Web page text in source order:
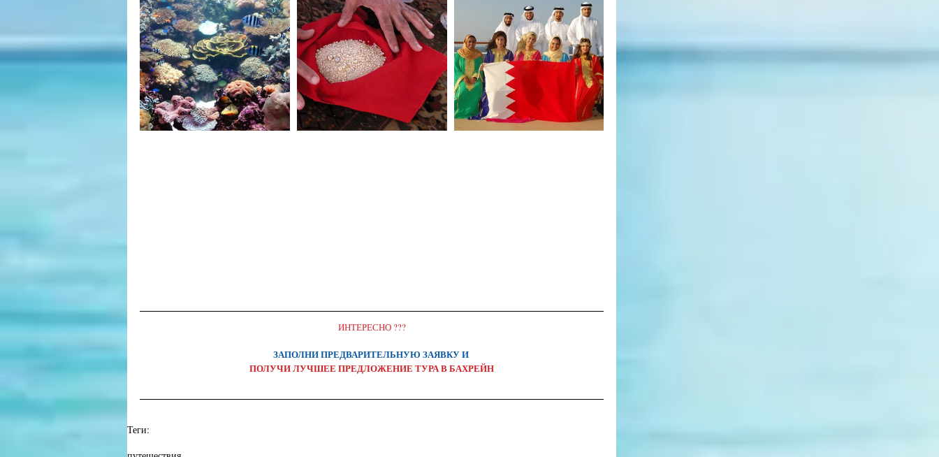
ИНТЕРЕСНО ???
ЗАПОЛНИ ПРЕДВАРИТЕЛЬНУЮ ЗАЯВКУ И
ПОЛУЧИ ЛУЧШЕЕ ПРЕДЛОЖЕНИЕ ТУРА В БАХРЕЙН
Теги: